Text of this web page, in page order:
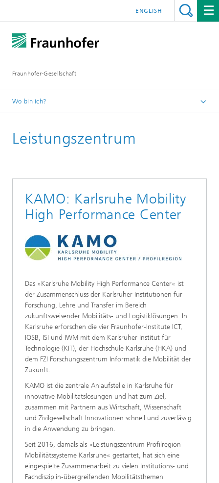
Fraunhofer-Gesellschaft
ENGLISH
Wo bin ich?
Institute und Einrichtungen
Leistungszentrum
KAMO: Karlsruhe Mobility
High Performance Center
Das »Karlsruhe Mobility High Performance Center« ist
der Zusammenschluss der Karlsruher Institutionen für
Forschung, Lehre und Transfer im Bereich
zukunftsweisender Mobilitäts- und Logistiklösungen. In
Karlsruhe erforschen die vier Fraunhofer-Institute ICT,
IOSB, ISI und IWM mit dem Karlsruher Institut für
Technologie (KIT), der Hochschule Karlsruhe (HKA) und
dem FZI Forschungszentrum Informatik die Mobilität der
Zukunft.
KAMO ist die zentrale Anlaufstelle in Karlsruhe für
innovative Mobilitätslösungen und hat zum Ziel,
zusammen mit Partnern aus Wirtschaft, Wissenschaft
und Zivilgesellschaft Innovationen schnell und zuverlässig
in die Anwendung zu bringen.
Seit 2016, damals als »Leistungszentrum Profilregion
Mobilitätssysteme Karlsruhe« gestartet, hat sich eine
eingespielte Zusammenarbeit zu vielen Institutions- und
Fachdisziplin-übergreifenden Mobilitätsthemen